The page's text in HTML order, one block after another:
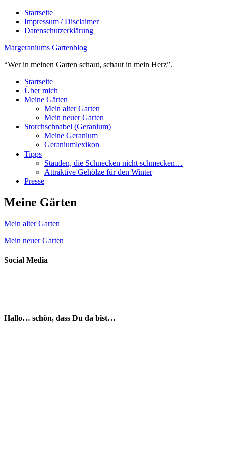
Startseite
Impressum / Disclaimer
Datenschutzerklärung
Margeraniums Gartenblog
“Wer in meinen Garten schaut, schaut in mein Herz”.
Startseite
Über mich
Meine Gärten
Mein alter Garten
Mein neuer Garten
Storchschnabel (Geranium)
Meine Geranium
Geraniumlexikon
Tipps
Stauden, die Schnecken nicht schmecken…
Attraktive Gehölze für den Winter
Presse
Meine Gärten
Mein alter Garten
Mein neuer Garten
Social Media
Hallo… schön, dass Du da bist…